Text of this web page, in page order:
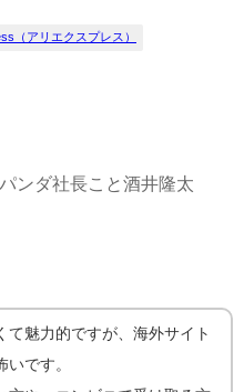
（アリエクスプレス）
ンダ社長こと酒井隆太
て魅力的ですが、海外サイト
いです。